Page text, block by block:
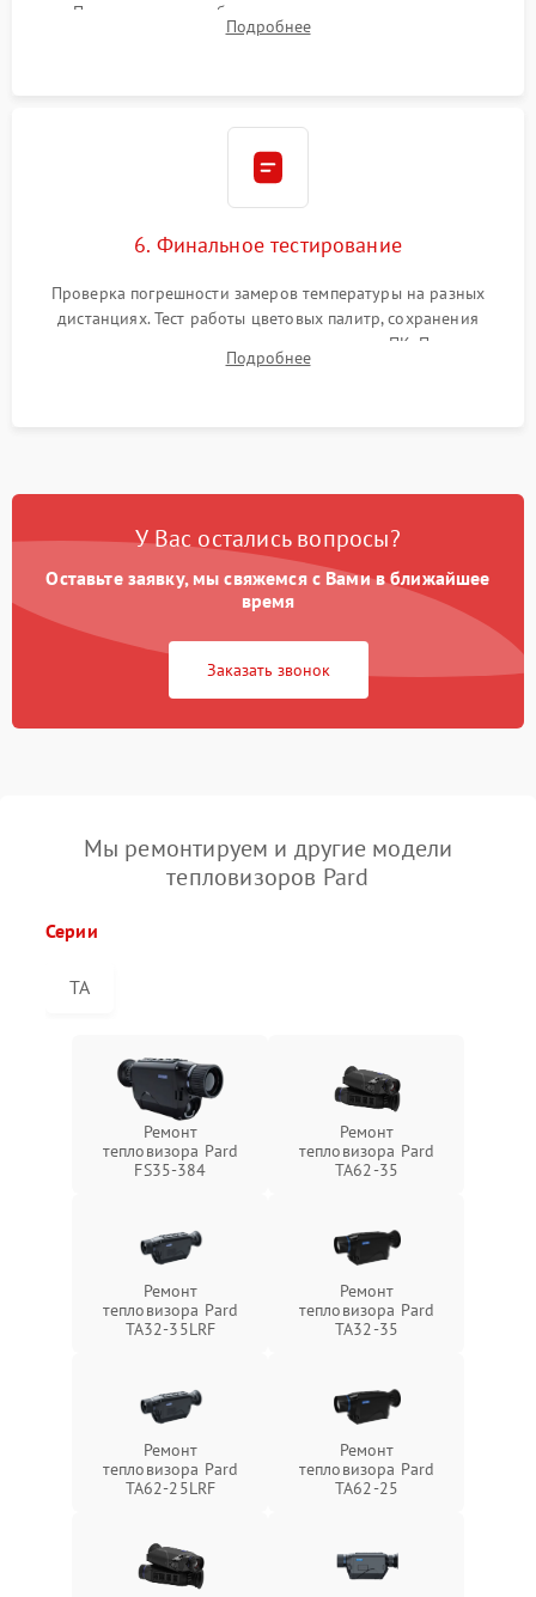
Программная калибровка матрицы по эталонному
абсолютно черному телу для точного измерения температур.
Подробнее
6. Финальное тестирование
Проверка погрешности замеров температуры на разных
дистанциях. Тест работы цветовых палитр, сохранения
термограмм в память и передачи данных на ПК. Проверка
автономности работы и итоговый контроль качества.
Подробнее
У Вас остались вопросы?
Оставьте заявку, мы свяжемся с Вами в ближайшее
время
Заказать звонок
Мы ремонтируем и другие модели
тепловизоров Pard
Серии
TA
Ремонт
тепловизора Pard
FS35-384
Ремонт
тепловизора Pard
TA62-35
Ремонт
тепловизора Pard
TA32-35LRF
Ремонт
тепловизора Pard
TA32-35
Ремонт
тепловизора Pard
TA62-25LRF
Ремонт
тепловизора Pard
TA62-25